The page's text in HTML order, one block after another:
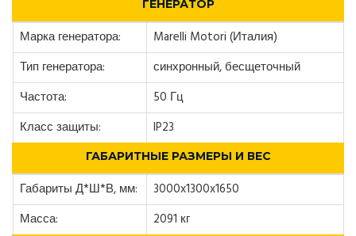
ГЕНЕРАТОР
Марка генератора:
Marelli Motori (Италия)
Тип генератора:
синхронный, бесщеточный
Частота:
50 Гц
Класс защиты:
IP23
ГАБАРИТНЫЕ РАЗМЕРЫ И ВЕС
Габариты Д*Ш*В, мм:
3000x1300x1650
Масса:
2091 кг